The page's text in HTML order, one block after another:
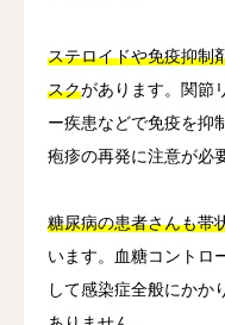
ステロイドや免疫抑制
スクがあります。関節
ー疾患などで免疫を抑
疱疹の再発に注意が必
糖尿病の患者さんも帯
います。血糖コントロ
して感染症全般にかか